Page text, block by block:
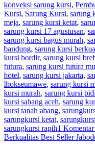
konveksi sarung kursi,
Kursi, Sarung Kursi, sarung
meja, sarung kursi ketat,
sarung kursi 17 agustusan,
sarung kursi bagus murah,
bandung, sarung kursi
kursi bordir, sarung kursi
futura, sarung kursi futura
hotel, sarung kursi jakarta,
lhokseumawe, sarung kursi
kursi murah, sarung kursi
kursi sabang aceh, sarung
kursi tanah abang,
sarungkursi ketat,
sarungkursi rapih1 Komentar
Berkualitas Best Seller